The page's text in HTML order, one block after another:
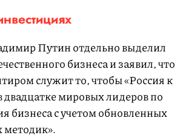
Путин отдельно выделил
бизнеса и заявил, что
служит то, чтобы «Россия к
двадцатке мировых лидеров по
бизнеса с учетом обновленных